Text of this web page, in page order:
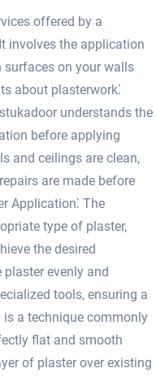
offered by a
involves the application
surfaces on your walls
about plasterwork⁚
understands the
before applying
and ceilings are clean,
are made before
Application⁚ The
type of plaster,
the desired
evenly and
tools, ensuring a
is a technique commonly
flat and smooth
of plaster over existing